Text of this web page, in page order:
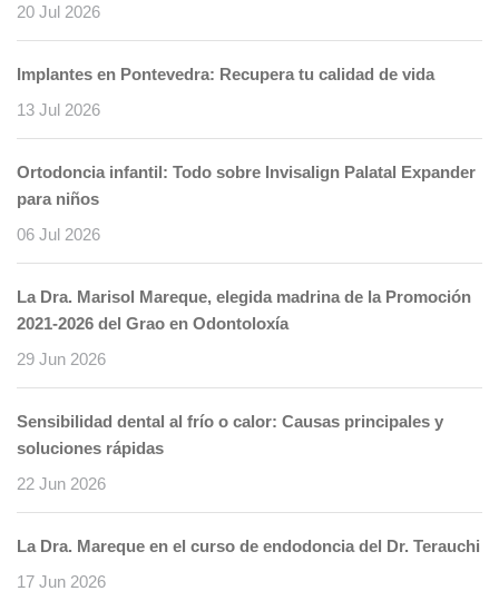
20 Jul 2026
Implantes en Pontevedra: Recupera tu calidad de vida
13 Jul 2026
Ortodoncia infantil: Todo sobre Invisalign Palatal Expander
para niños
06 Jul 2026
La Dra. Marisol Mareque, elegida madrina de la Promoción
2021-2026 del Grao en Odontoloxía
29 Jun 2026
Sensibilidad dental al frío o calor: Causas principales y
soluciones rápidas
22 Jun 2026
La Dra. Mareque en el curso de endodoncia del Dr. Terauchi
17 Jun 2026